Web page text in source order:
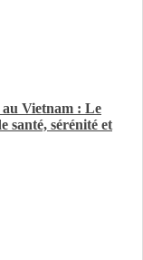
au Vietnam : Le
santé, sérénité et